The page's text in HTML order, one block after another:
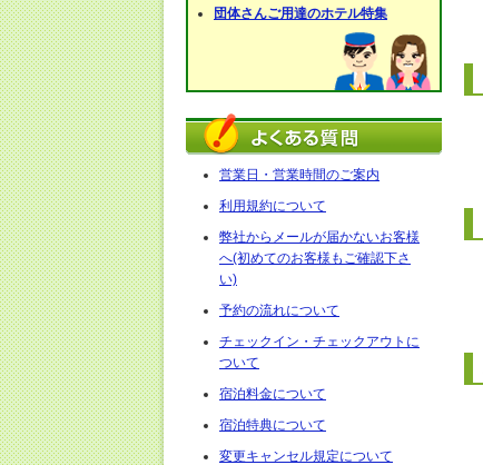
団体さんご用達のホテル特集
営業日・営業時間のご案内
利用規約について
弊社からメールが届かないお客様
へ(初めてのお客様もご確認下さ
い)
予約の流れについて
チェックイン・チェックアウトに
ついて
宿泊料金について
宿泊特典について
変更キャンセル規定について